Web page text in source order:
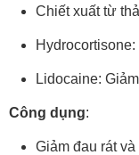
Chiết xuất từ
Lidocaine:
Công dụng:
Giảm đau rát